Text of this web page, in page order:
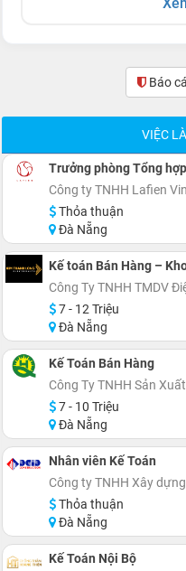
Báo
VIỆC
Trưởng phòng Tổng
Công ty TNHH Lafien
Thỏa thuận
Đà Nẵng
Kế toán Bán Hàng –
Công Ty TNHH TMDV
7 - 12 Triệu
Đà Nẵng
Kế Toán Bán Hàng
Công Ty TNHH Sản
7 - 10 Triệu
Đà Nẵng
Nhân viên Kế Toán
Công ty TNHH Xây
Thỏa thuận
Đà Nẵng
Kế Toán Nội Bộ